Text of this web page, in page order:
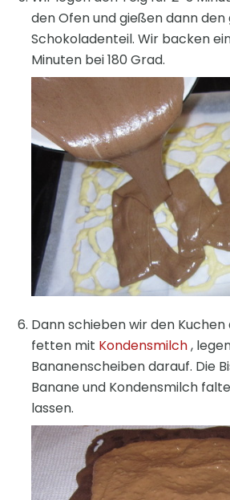
den Ofen und gießen dann den
Schokoladenteil. Wir backen
Minuten bei 180 Grad.
Dann schieben wir den
fetten mit Kondensmilch,
Bananenscheiben darauf. Die
Banane und Kondensmilch
lassen.